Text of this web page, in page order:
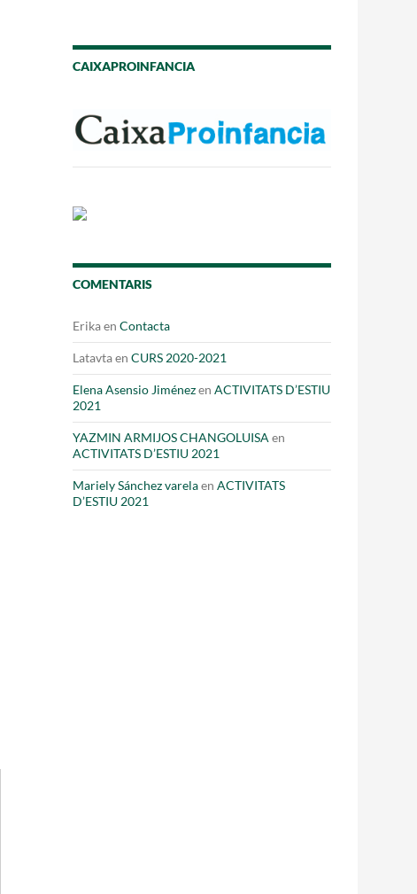
CAIXAPROINFANCIA
COMENTARIS
ErikaenContacta
LatavtaenCURS 2020-2021
Elena Asensio JiménezenACTIVITATS D’ESTIU
2021
YAZMIN ARMIJOS CHANGOLUISA en
ACTIVITATS D’ESTIU 2021
Mariely Sánchez varelaenACTIVITATS
D’ESTIU 2021